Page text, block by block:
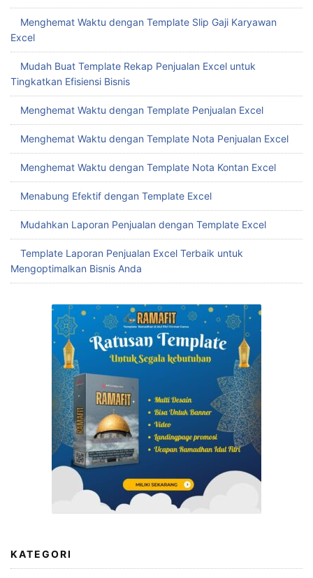
Menghemat Waktu dengan Template Slip Gaji Karyawan
Excel
Mudah Buat Template Rekap Penjualan Excel untuk
Tingkatkan Efisiensi Bisnis
Menghemat Waktu dengan Template Penjualan Excel
Menghemat Waktu dengan Template Nota Penjualan Excel
Menghemat Waktu dengan Template Nota Kontan Excel
Menabung Efektif dengan Template Excel
Mudahkan Laporan Penjualan dengan Template Excel
Template Laporan Penjualan Excel Terbaik untuk
Mengoptimalkan Bisnis Anda
KATEGORI